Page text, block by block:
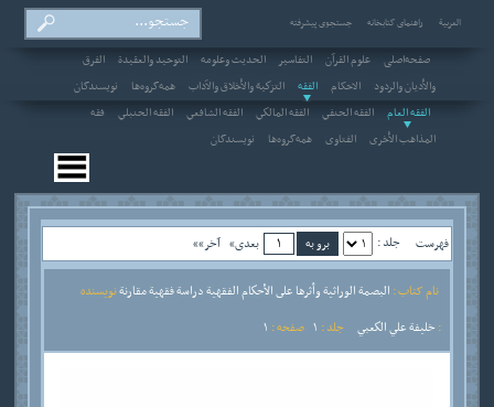
العربیة راهنمای کتابخانه جستجوی پیشرفته
صفحه‌اصلی علوم القرآن التفاسير الحديث وعلومه التوحيد والعقيدة
الفرق
والأديان والردود
الاحکام الفقه التزكية والأخلاق والآداب همه‌گروه‌ها
نویسندگان
الفقه العام
الفقه الحنفي الفقه المالكي الفقه الشافعي الفقه الحنبلي
فقه
المذاهب الأخرى
الفتاوى همه‌گروه‌ها نویسندگان
فهرست جلد : بعدی» آخر»»
نام کتاب : البصمة الوراثية وأثرها على الأحكام الفقهية دراسة فقهية مقارنةنویسنده
: خليفة علي الكعبي جلد : صفحه :